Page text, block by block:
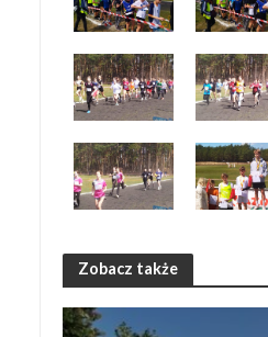
Zobacz także